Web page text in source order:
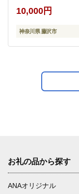
10,000円
神奈川県 藤沢市
お礼の品から探す
ANAオリジナル